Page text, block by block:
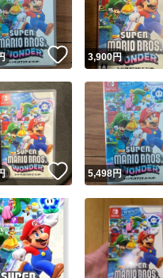
安心取引出品者
取引実績
取引実績◯+
他フリマ実績
スピード&安心発送
※このバッジは実績
スピード＆安心
商品画像の
コピーは1
いいね！
3,900円
いいね！
5,498円